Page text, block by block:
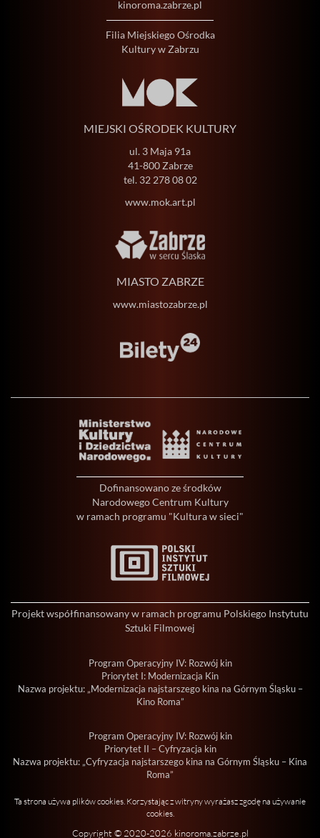
kinoroma.zabrze.pl
Filia Miejskiego Ośrodka
Kultury w Zabrzu
MIEJSKI OŚRODEK KULTURY
ul. 3 Maja 91a
41-800 Zabrze
tel. 32 278 08 02
www.mok.art.pl
MIASTO ZABRZE
www.miastozabrze.pl
Dofinansowano ze środków
Narodowego Centrum Kultury
w ramach programu "Kultura w sieci"
Projekt współfinansowany w ramach programu Polskiego Instytutu
Sztuki Filmowej
Program Operacyjny IV: Rozwój kin
Priorytet I: Modernizacja Kin
Nazwa projektu: „Modernizacja najstarszego kina na Górnym Śląsku –
Kino Roma”
Program Operacyjny IV: Rozwój kin
Priorytet II – Cyfryzacja kin
Nazwa projektu: „Cyfryzacja najstarszego kina na Górnym Śląsku – Kina
Roma”
Ta strona używa plików cookies. Korzystając z witryny wyrażasz zgodę na używanie
cookies.
Copyright © 2020-2026 kinoroma.zabrze.pl